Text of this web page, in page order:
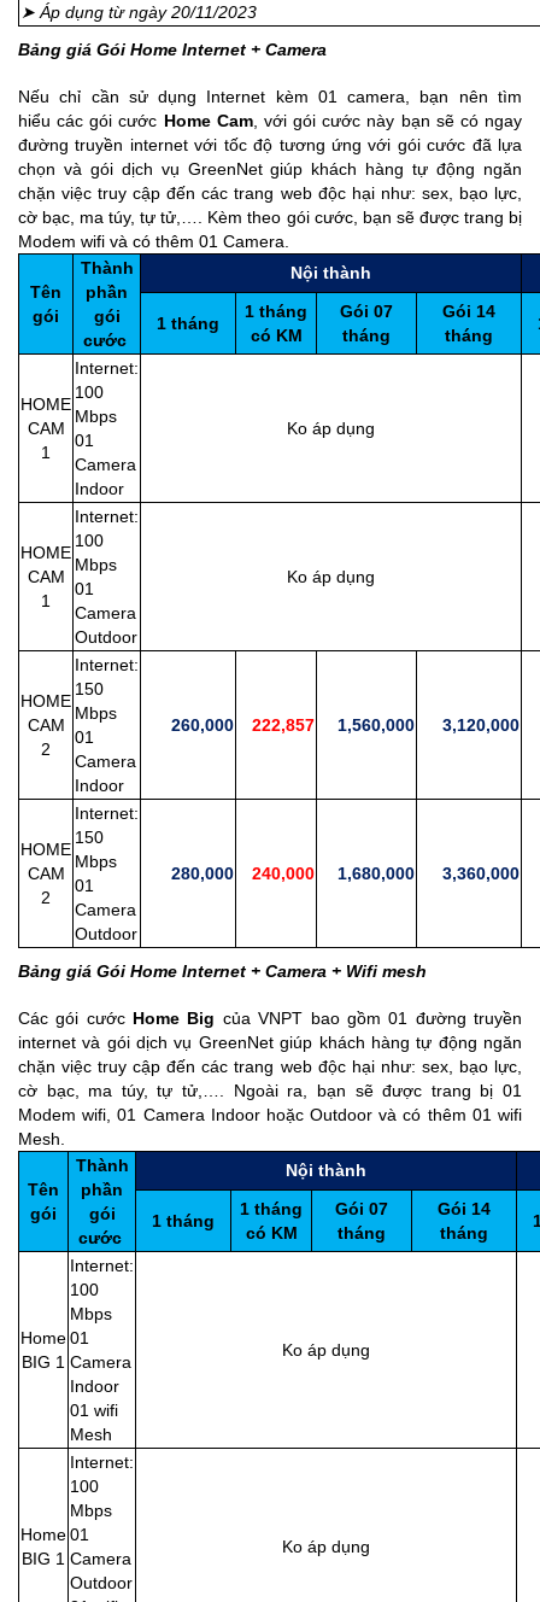
➤ Áp dụng từ ngày 20/11/2023
Bảng giá Gói Home Internet + Camera
Nếu chỉ cần sử dụng Internet kèm 01 camera, bạn nên tìm
hiểu các gói cước Home Cam, với gói cước này bạn sẽ có ngay
đường truyền internet với tốc độ tương ứng với gói cước đã lựa
chọn và gói dịch vụ GreenNet giúp khách hàng tự động ngăn
chặn việc truy cập đến các trang web độc hại như: sex, bạo lực,
cờ bạc, ma túy, tự tử,…. Kèm theo gói cước, bạn sẽ được trang bị
Modem wifi và có thêm 01 Camera.
Tên
gói
Thành
phần
gói
cước
Nội thành
1 tháng
1 tháng
có KM
Gói 07
tháng
Gói 14
tháng
HOME
CAM
1
Internet:
100
Mbps
01
Camera
Indoor
Ko áp dụng
HOME
CAM
1
Internet:
100
Mbps
01
Camera
Outdoor
Ko áp dụng
HOME
CAM
2
Internet:
150
Mbps
01
Camera
Indoor
260,000 222,857 1,560,000 3,120,000
HOME
CAM
2
Internet:
150
Mbps
01
Camera
Outdoor
280,000 240,000 1,680,000 3,360,000
Bảng giá Gói Home Internet + Camera + Wifi mesh
Các gói cước Home Big của VNPT bao gồm 01 đường truyền
internet và gói dịch vụ GreenNet giúp khách hàng tự động ngăn
chặn việc truy cập đến các trang web độc hại như: sex, bạo lực,
cờ bạc, ma túy, tự tử,…. Ngoài ra, bạn sẽ được trang bị 01
Modem wifi, 01 Camera Indoor hoặc Outdoor và có thêm 01 wifi
Mesh.
Tên
gói
Thành
phần
gói
cước
Nội thành
1 tháng
1 tháng
có KM
Gói 07
tháng
Gói 14
tháng
Home
BIG 1
Internet:
100
Mbps
01
Camera
Indoor
01 wifi
Mesh
Ko áp dụng
Home
BIG 1
Internet:
100
Mbps
01
Camera
Outdoor
Ko áp dụng